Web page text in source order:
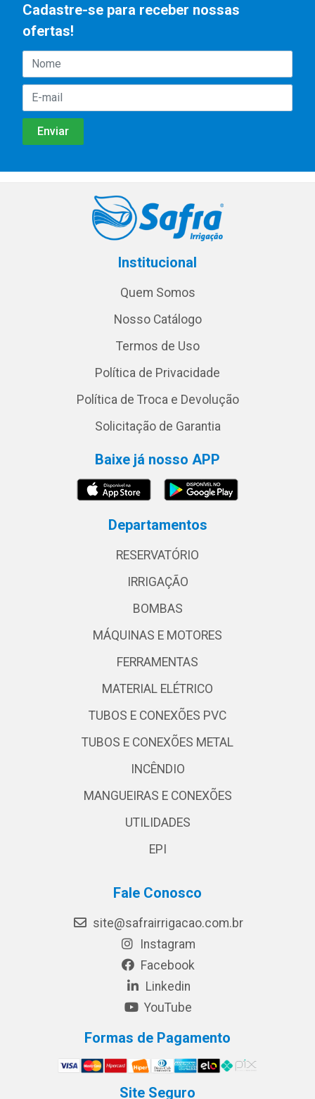
Cadastre-se para receber nossas
ofertas!
Institucional
Quem Somos
Nosso Catálogo
Termos de Uso
Política de Privacidade
Política de Troca e Devolução
Solicitação de Garantia
Baixe já nosso APP
Departamentos
RESERVATÓRIO
IRRIGAÇÃO
BOMBAS
MÁQUINAS E MOTORES
FERRAMENTAS
MATERIAL ELÉTRICO
TUBOS E CONEXÕES PVC
TUBOS E CONEXÕES METAL
INCÊNDIO
MANGUEIRAS E CONEXÕES
UTILIDADES
EPI
Fale Conosco
site@safrairrigacao.com.br
Instagram
Facebook
Linkedin
YouTube
Formas de Pagamento
Site Seguro